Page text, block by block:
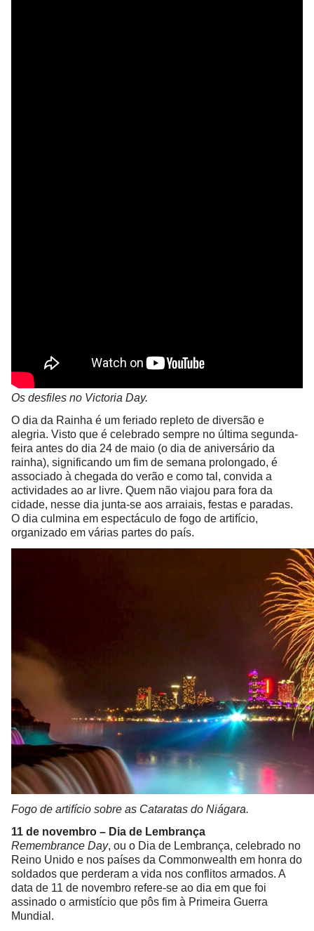
Os desfiles no Victoria Day.
O dia da Rainha é um feriado repleto de diversão e
alegria. Visto que é celebrado sempre no última segunda-
feira antes do dia 24 de maio (o dia de aniversário da
rainha), significando um fim de semana prolongado, é
associado à chegada do verão e como tal, convida a
actividades ao ar livre. Quem não viajou para fora da
cidade, nesse dia junta-se aos arraiais, festas e paradas.
O dia culmina em espectáculo de fogo de artifício,
organizado em várias partes do país.
Fogo de artifício sobre as Cataratas do Niágara.
11 de novembro – Dia de Lembrança
Remembrance Day, ou o Dia de Lembrança, celebrado no
Reino Unido e nos países da Commonwealth em honra do
soldados que perderam a vida nos conflitos armados. A
data de 11 de novembro refere-se ao dia em que foi
assinado o armistício que pôs fim à Primeira Guerra
Mundial.